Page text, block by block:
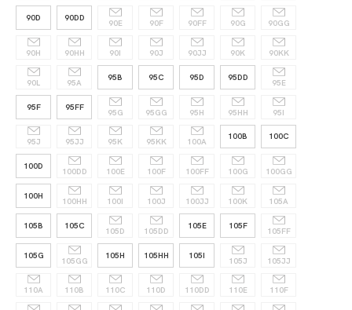
90D 90DD
90E 90F 90FF 90G 90GG
90H 90HH 90I 90J 90JJ 90K 90KK
90L 95A
95B 95C 95D 95DD
95E
95F 95FF
95G 95GG 95H 95HH 95I
95J 95JJ 95K 95KK 100A
100B 100C
100D
100DD 100E 100F 100FF 100G 100GG
100H
100HH 100I 100J 100JJ 100K 105A
105B 105C
105D 105DD
105E 105F
105FF
105G
105GG
105H 105HH 105I
105J 105JJ
110A 110B 110C 110D 110DD 110E 110F